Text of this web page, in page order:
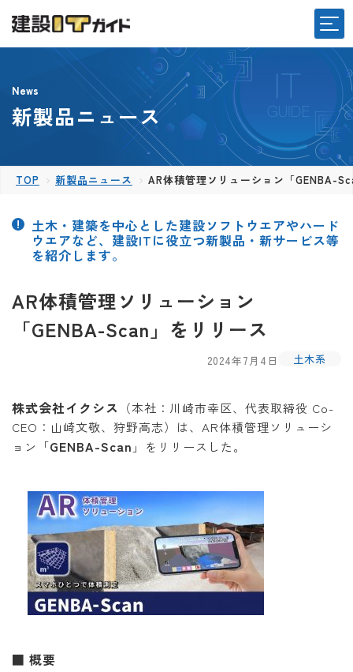
News
新製品ニュース
TOP 新製品ニュース AR体積管理ソリューション「GENBA-
土木・建築を中心とした建設ソフトウエアやハード
ウエアなど、建設ITに役立つ新製品・新サービス等
を紹介します。
AR体積管理ソリューション
「GENBA-Scan」をリリース
2024年7月4日 土木系
株式会社イクシス （本社：川崎市幸区、代表取締役 Co-
CEO：山崎文敬、狩野高志）は、AR体積管理ソリューシ
ョン「GENBA-Scan 」をリリースした。
■ 概要